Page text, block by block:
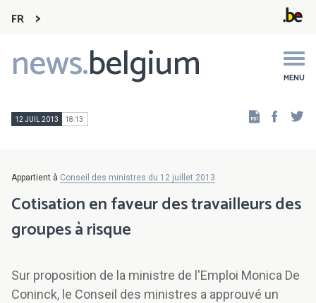
FR
news.belgium MENU
Main
navigation
12 JUIL 2013 18:13
Appartient à Conseil des ministres du 12 juillet 2013
Cotisation en faveur des travailleurs des
groupes à risque
Sur proposition de la ministre de l'Emploi Monica De
Coninck, le Conseil des ministres a approuvé un